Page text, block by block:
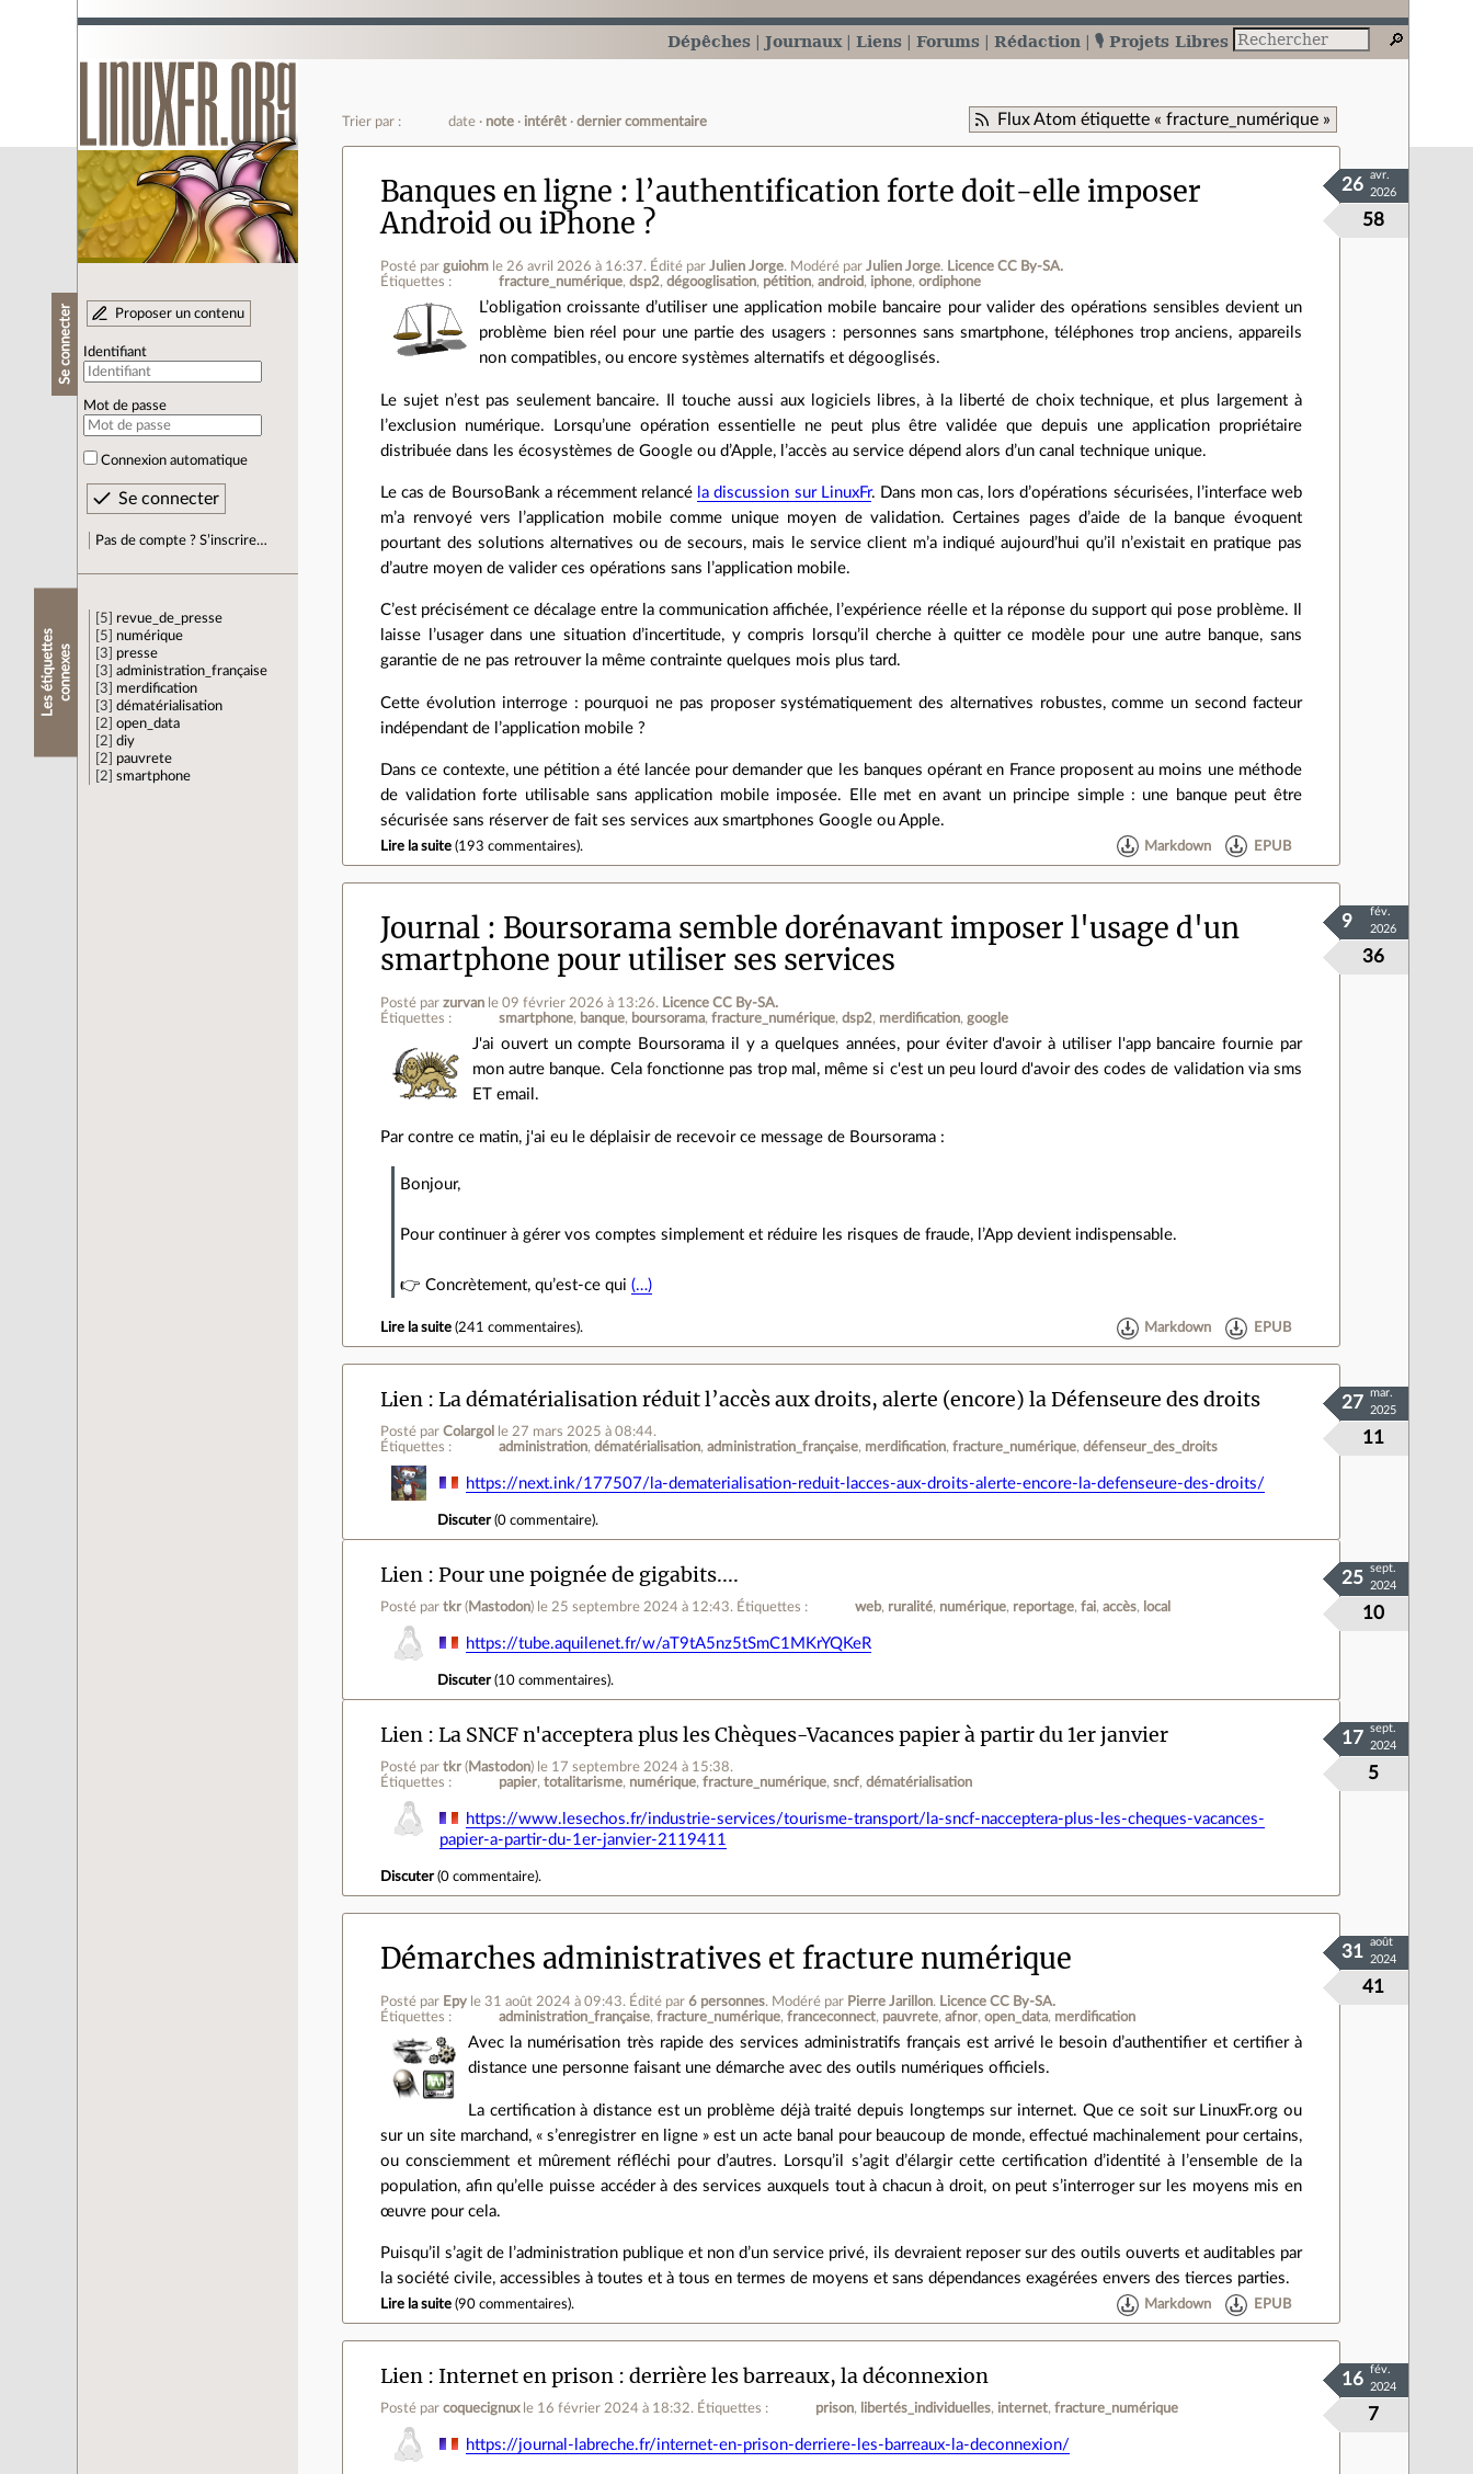
Dépêches Journaux Liens Forums Rédaction 🎙️ Projets Libres
Se connecter Proposer un contenu
Identifiant
Mot de passe
Connexion automatique
Pas de compte ? S’inscrire…
L
e
s
é
t
i
q
u
e
tt
e
s
c
o
n
n
e
x
es
5
revue_de_presse
5
numérique
3
presse
3
administration_française
3
merdification
3
dématérialisation
2
open_data
2
diy
2
pauvrete
2
smartphone
Flux Atom étiquette « fracture_numérique »
Trier par : date note intérêt dernier commentaire
Banques en ligne : l’authentification forte doit-elle imposer
Android ou iPhone ?
Posté parguiohm le 26 avril 2026 à 16:37. Édité parJulien Jorge. Modéré parJulien Jorge. Licence CC By‑SA.
Étiquettes :
fracture_numérique dsp2 dégooglisation pétition android iphone ordiphone
58
26
avr.
2026
L’obligation croissante d’utiliser une application mobile bancaire pour valider des opérations sensibles devient un
problème bien réel pour une partie des usagers : personnes sans smartphone, téléphones trop anciens, appareils
non compatibles, ou encore systèmes alternatifs et dégooglisés.
Le sujet n’est pas seulement bancaire. Il touche aussi aux logiciels libres, à la liberté de choix technique, et plus largement à
l’exclusion numérique. Lorsqu’une opération essentielle ne peut plus être validée que depuis une application propriétaire
distribuée dans les écosystèmes de Google ou d’Apple, l’accès au service dépend alors d’un canal technique unique.
Le cas de BoursoBank a récemment relancé la discussion sur LinuxFr. Dans mon cas, lors d’opérations sécurisées, l’interface web
m’a renvoyé vers l’application mobile comme unique moyen de validation. Certaines pages d’aide de la banque évoquent
pourtant des solutions alternatives ou de secours, mais le service client m’a indiqué aujourd’hui qu’il n’existait en pratique pas
d’autre moyen de valider ces opérations sans l’application mobile.
C’est précisément ce décalage entre la communication affichée, l’expérience réelle et la réponse du support qui pose problème. Il
laisse l’usager dans une situation d’incertitude, y compris lorsqu’il cherche à quitter ce modèle pour une autre banque, sans
garantie de ne pas retrouver la même contrainte quelques mois plus tard.
Cette évolution interroge : pourquoi ne pas proposer systématiquement des alternatives robustes, comme un second facteur
indépendant de l’application mobile ?
Dans ce contexte, une pétition a été lancée pour demander que les banques opérant en France proposent au moins une méthode
de validation forte utilisable sans application mobile imposée. Elle met en avant un principe simple : une banque peut être
sécurisée sans réserver de fait ses services aux smartphones Google ou Apple.
Lire la suite (193 commentaires). Markdown EPUB
Journal
Boursorama semble dorénavant imposer l'usage d'un
smartphone pour utiliser ses services
Posté parzurvan le 09 février 2026 à 13:26. Licence CC By‑SA.
Étiquettes :
smartphone banque boursorama fracture_numérique dsp2 merdification google
36
9
fév.
2026
J'ai ouvert un compte Boursorama il y a quelques années, pour éviter d'avoir à utiliser l'app bancaire fournie par
mon autre banque. Cela fonctionne pas trop mal, même si c'est un peu lourd d'avoir des codes de validation via sms
ET email.
Par contre ce matin, j'ai eu le déplaisir de recevoir ce message de Boursorama :
Bonjour,
Pour continuer à gérer vos comptes simplement et réduire les risques de fraude, l’App devient indispensable.
👉 Concrètement, qu’est-ce qui(…)
Lire la suite (241 commentaires). Markdown EPUB
Lien La dématérialisation réduit l’accès aux droits, alerte (encore) la Défenseure des droits
Posté parColargol le 27 mars 2025 à 08:44.
Étiquettes :
administration dématérialisation administration_française merdification fracture_numérique défenseur_des_droits 11
27
mar.
2025
https://next.ink/177507/la-dematerialisation-reduit-lacces-aux-droits-alerte-encore-la-defenseure-des-droits/
Discuter(0 commentaire).
Lien Pour une poignée de gigabits....
Posté partkr ( Mastodon) le 25 septembre 2024 à 12:43. Étiquettes : web ruralité numérique reportage fai accès local 10
25
sept.
2024
https://tube.aquilenet.fr/w/aT9tA5nz5tSmC1MKrYQKeR
Discuter(10 commentaires).
Lien La SNCF n'acceptera plus les Chèques-Vacances papier à partir du 1er janvier
Posté partkr ( Mastodon) le 17 septembre 2024 à 15:38.
Étiquettes :
papier totalitarisme numérique fracture_numérique sncf dématérialisation 5
17
sept.
2024
https://www.lesechos.fr/industrie-services/tourisme-transport/la-sncf-nacceptera-plus-les-cheques-vacances-
papier-a-partir-du-1er-janvier-2119411
Discuter(0 commentaire).
Démarches administratives et fracture numérique
Posté par Epy le 31 août 2024 à 09:43. Édité par6 personnes. Modéré par Pierre Jarillon. Licence CC By‑SA.
Étiquettes :
administration_française fracture_numérique franceconnect pauvrete afnor open_data merdification
41
31
août
2024
Avec la numérisation très rapide des services administratifs français est arrivé le besoin d’authentifier et certifier à
distance une personne faisant une démarche avec des outils numériques officiels.
La certification à distance est un problème déjà traité depuis longtemps sur internet. Que ce soit sur LinuxFr.org ou
sur un site marchand, « s’enregistrer en ligne » est un acte banal pour beaucoup de monde, effectué machinalement pour certains,
ou consciemment et mûrement réfléchi pour d’autres. Lorsqu’il s’agit d’élargir cette certification d’identité à l’ensemble de la
population, afin qu’elle puisse accéder à des services auxquels tout à chacun à droit, on peut s’interroger sur les moyens mis en
œuvre pour cela.
Puisqu’il s’agit de l’administration publique et non d’un service privé, ils devraient reposer sur des outils ouverts et auditables par
la société civile, accessibles à toutes et à tous en termes de moyens et sans dépendances exagérées envers des tierces parties.
Lire la suite (90 commentaires). Markdown EPUB
Lien Internet en prison : derrière les barreaux, la déconnexion
Posté parcoquecignux le 16 février 2024 à 18:32. Étiquettes : prison libertés_individuelles internet fracture_numérique 7
16
fév.
2024
https://journal-labreche.fr/internet-en-prison-derriere-les-barreaux-la-deconnexion/